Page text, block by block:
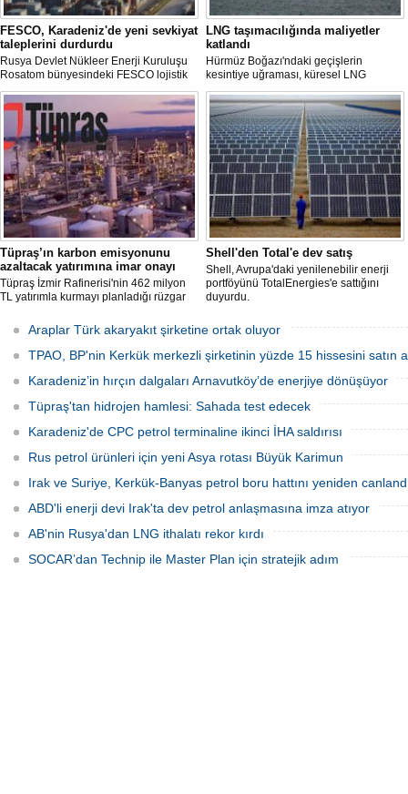
FESCO, Karadeniz'de yeni sevkiyat
taleplerini durdurdu
Rusya Devlet Nükleer Enerji Kuruluşu
Rosatom bünyesindeki FESCO lojistik
şirketi, Karadeniz üzerinden yapılacak
sevkiyatlara ilişkin yeni taleplerin
kabulünü geçici olarak durdurdu.
LNG taşımacılığında maliyetler
katlandı
Hürmüz Boğazı'ndaki geçişlerin
kesintiye uğraması, küresel LNG
arzında aksamalara yol açarken sefer
sürelerini uzattı ve gemi kiralama ile
deniz yakıtı maliyetlerini 2022 enerji
krizinden bu yana en yüksek seviyelere
çıkardı.
Tüpraş’ın karbon emisyonunu
azaltacak yatırımına imar onayı
Tüpraş İzmir Rafinerisi'nin 462 milyon
TL yatırımla kurmayı planladığı rüzgar
nazım ve uygulama imar planı
değişiklikleri Çevre, Şehircilik ve İklim
Değişikliği Bakanlığı tarafından
Shell'den Total'e dev satış
Shell, Avrupa'daki yenilenebilir enerji
portföyünü TotalEnergies'e sattığını
duyurdu.
Araplar Türk akaryakıt şirketine ortak oluyor
TPAO, BP'nin Kerkük merkezli şirketinin yüzde 15 hissesini satın
Karadeniz’in hırçın dalgaları Arnavutköy’de enerjiye dönüşüyor
Tüpraş'tan hidrojen hamlesi: Sahada test edecek
Karadeniz'de CPC petrol terminaline ikinci İHA saldırısı
Rus petrol ürünleri için yeni Asya rotası Büyük Karimun
Irak ve Suriye, Kerkük-Banyas petrol boru hattını yeniden
ABD'li enerji devi Irak'ta dev petrol anlaşmasına imza atıyor
AB'nin Rusya'dan LNG ithalatı rekor kırdı
SOCAR’dan Technip ile Master Plan için stratejik adım